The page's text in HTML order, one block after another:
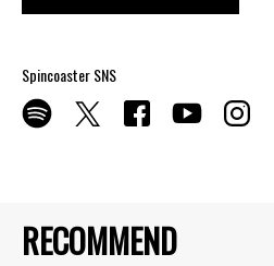
RECOMMEND
Spincoaster SNS